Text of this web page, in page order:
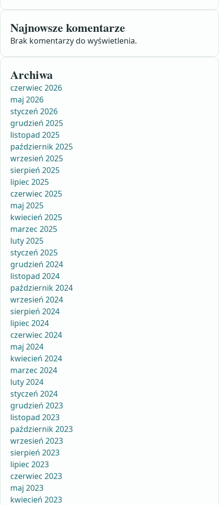
Najnowsze komentarze
Brak komentarzy do wyświetlenia.
Archiwa
czerwiec 2026
maj 2026
styczeń 2026
grudzień 2025
listopad 2025
październik 2025
wrzesień 2025
sierpień 2025
lipiec 2025
czerwiec 2025
maj 2025
kwiecień 2025
marzec 2025
luty 2025
styczeń 2025
grudzień 2024
listopad 2024
październik 2024
wrzesień 2024
sierpień 2024
lipiec 2024
czerwiec 2024
maj 2024
kwiecień 2024
marzec 2024
luty 2024
styczeń 2024
grudzień 2023
listopad 2023
październik 2023
wrzesień 2023
sierpień 2023
lipiec 2023
czerwiec 2023
maj 2023
kwiecień 2023